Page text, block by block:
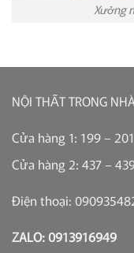
Xưởng
NỘI THẤT TRONG
Cửa hàng 1: 199 –
Cửa hàng 2: 437 –
Điện thoại:
ZALO: 0913916949